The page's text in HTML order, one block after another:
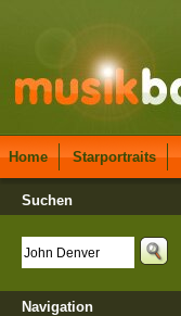
Home Starportraits
Suchen
Navigation